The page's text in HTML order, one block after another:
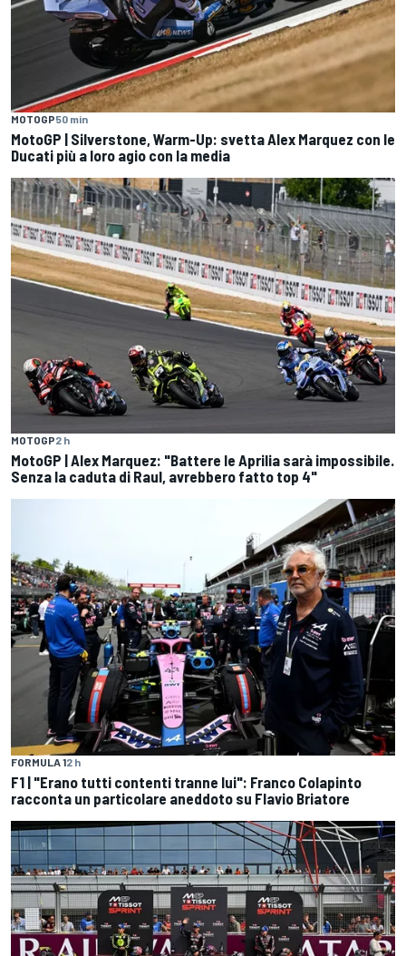
MOTOGP50 min
MotoGP | Silverstone, Warm-Up: svetta Alex Marquez con le
Ducati più a loro agio con la media
MOTOGP2 h
MotoGP | Alex Marquez: "Battere le Aprilia sarà impossibile.
Senza la caduta di Raul, avrebbero fatto top 4"
FORMULA 12 h
F1 | "Erano tutti contenti tranne lui": Franco Colapinto
racconta un particolare aneddoto su Flavio Briatore